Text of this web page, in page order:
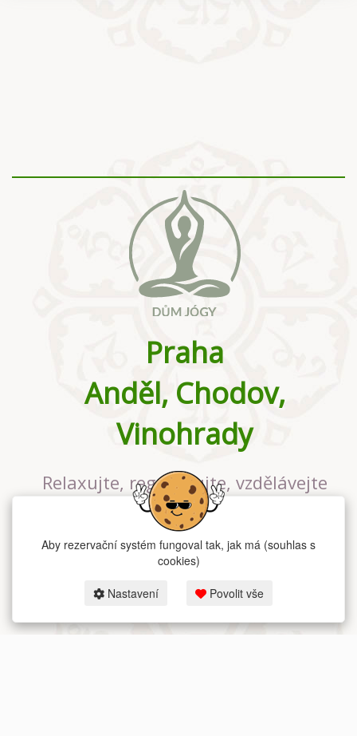
Praha
Anděl, Chodov,
Vinohrady
Relaxujte, regenerujte, vzdělávejte
se v největším jógovém studiu v
Praze
Aby rezervační systém fungoval tak, jak má (souhlas s
cookies)
Nastavení Povolit vše